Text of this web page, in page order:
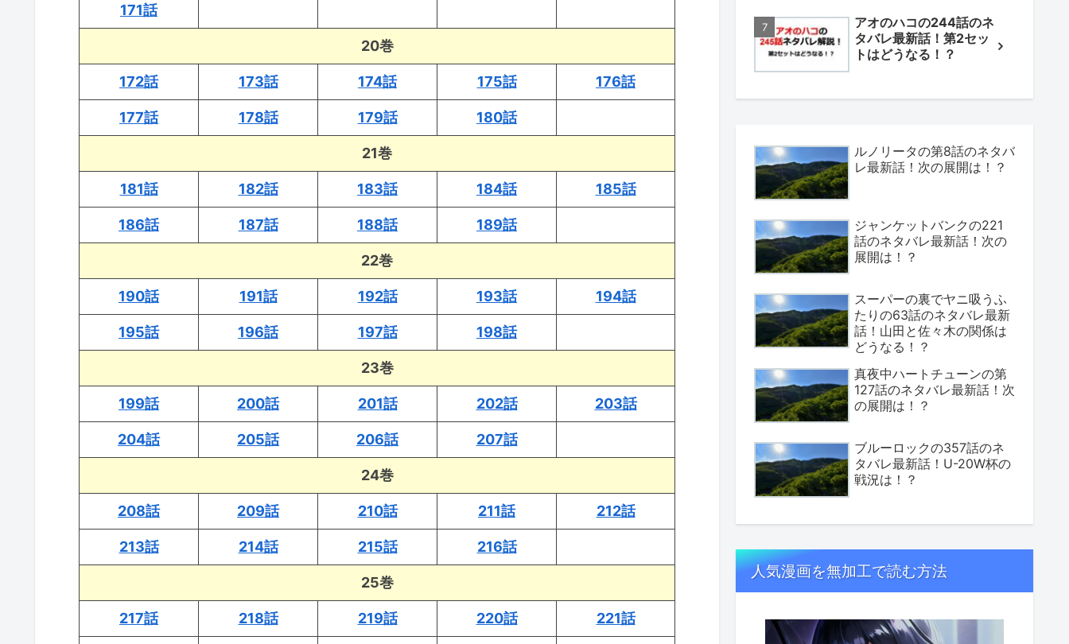
171話
20巻
172話 173話 174話 175話 176話
177話 178話 179話 180話
21巻
181話 182話 183話 184話 185話
186話 187話 188話 189話
22巻
190話 191話 192話 193話 194話
195話 196話 197話 198話
23巻
199話 200話 201話 202話 203話
204話 205話 206話 207話
24巻
208話 209話 210話 211話 212話
213話 214話 215話 216話
25巻
217話 218話 219話 220話 221話
アオのハコの244話のネ
タバレ最新話！第2セッ
トはどうなる！？
ルノリータの第8話のネタバ
レ最新話！次の展開は！？
ジャンケットバンクの221
話のネタバレ最新話！次の
展開は！？
スーパーの裏でヤニ吸うふ
たりの63話のネタバレ最新
話！山田と佐々木の関係は
どうなる！？
真夜中ハートチューンの第
127話のネタバレ最新話！次
の展開は！？
ブルーロックの357話のネ
タバレ最新話！U-20W杯の
戦況は！？
人気漫画を無加工で読む方法